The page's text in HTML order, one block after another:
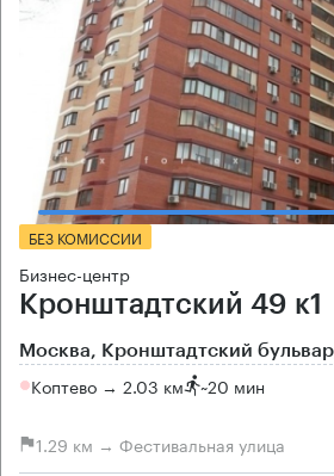
БЕЗ КОМИССИИ
Бизнес-центр
Кронштадтский 49 к1
Москва, Кронштадтский
Коптево → 2.03 км ~20 мин
1.29 км → Фестивальная улица